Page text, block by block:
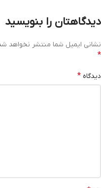
دیدگاهتان را بنویسید
نشانی ایمیل شما منتشر نخواهد
*
دیدگاه *